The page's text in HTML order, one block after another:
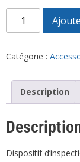
Catégorie :
Description
Dispositif